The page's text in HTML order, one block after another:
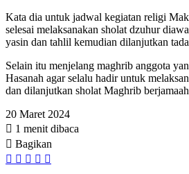
Kata dia untuk jadwal kegiatan religi
selesai melaksanakan sholat dzuhur
yasin dan tahlil kemudian dilanjutkan
Selain itu menjelang maghrib anggota
Hasanah agar selalu hadir untuk
dan dilanjutkan sholat Maghrib
20 Maret 2024
1 menit dibaca
Bagikan
Facebook
Twitter
WhatsApp
Telegram